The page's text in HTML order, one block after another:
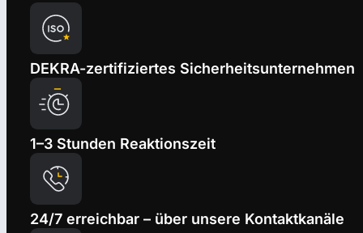
DEKRA-zertifiziertes Sicherheitsunternehmen
1–3 Stunden Reaktionszeit
24/7 erreichbar – über unsere Kontaktkanäle